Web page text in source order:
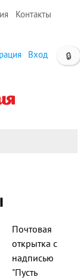
Контакты
🔒
Вход
Почтовая
открытка с
надписью
"Пусть